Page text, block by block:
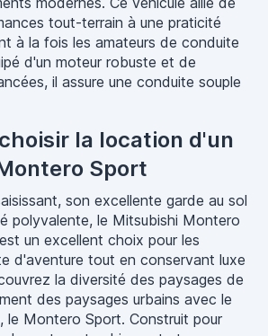
tout-terrain à une praticité
à la fois les amateurs de conduite
d'un moteur robuste et de
il assure une conduite souple
la location d'un
Sport
son excellente garde au sol
polyvalente, le Mitsubishi Montero
un excellent choix pour les
d'aventure tout en conservant luxe
la diversité des paysages de
des paysages urbains avec le
le Montero Sport. Construit pour